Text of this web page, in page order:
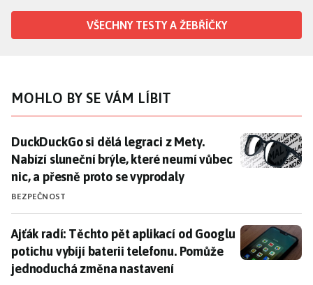
VŠECHNY TESTY A ŽEBŘÍČKY
MOHLO BY SE VÁM LÍBIT
DuckDuckGo si dělá legraci z Mety. Nabízí sluneční
DuckDuckGo si dělá legraci z Mety.
Nabízí sluneční brýle, které neumí vůbec
nic, a přesně proto se vyprodaly
BEZPEČNOST
Ajťák radí: Těchto pět aplikací od Googlu potichu
Ajťák radí: Těchto pět aplikací od Googlu
potichu vybíjí baterii telefonu. Pomůže
jednoduchá změna nastavení